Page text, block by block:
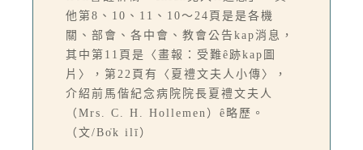
他第8、10、11、10～24頁是是各機
關、部會、各中會、教會公告kap消息，
其中第11頁是〈畫報：受難ê跡kap圖
片〉，第22頁有〈夏禮文夫人小傳〉，
介紹前馬偕紀念病院院長夏禮文夫人
（Mrs. C. H. Hollemen）ê略歷。
（文/Bo̍k ilī）